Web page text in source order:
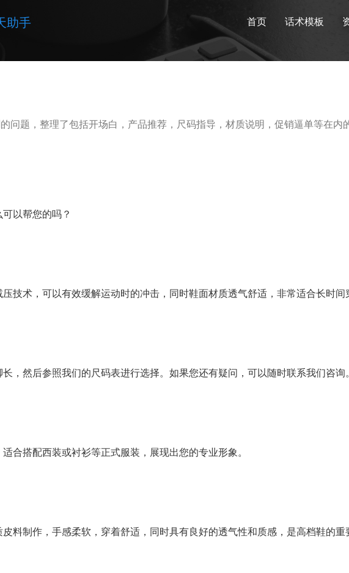
助手 首页 话术模板
问题，整理了包括开场白，产品推荐，尺码指导，材质说明，促销逼单等在内
以帮您的吗？
技术，可以有效缓解运动时的冲击，同时鞋面材质透气舒适，非常适合长时间
，然后参照我们的尺码表进行选择。如果您还有疑问，可以随时联系我们咨询
合搭配西装或衬衫等正式服装，展现出您的专业形象。
料制作，手感柔软，穿着舒适，同时具有良好的透气性和质感，是高档鞋的重